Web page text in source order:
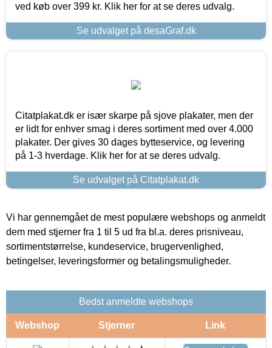
ved køb over 399 kr. Klik her for at se deres udvalg.
Se udvalget på desaGraf.dk
Citatplakat.dk er især skarpe på sjove plakater, men der
er lidt for enhver smag i deres sortiment med over 4.000
plakater. Der gives 30 dages bytteservice, og levering
på 1-3 hverdage. Klik her for at se deres udvalg.
Se udvalget på Citatplakat.dk
Vi har gennemgået de mest populære webshops og anmeldt
dem med stjerner fra 1 til 5 ud fra bl.a. deres prisniveau,
sortimentstørrelse, kundeservice, brugervenlighed,
betingelser, leveringsformer og betalingsmuligheder.
Bedst anmeldte webshops
Webshop Stjerner Link